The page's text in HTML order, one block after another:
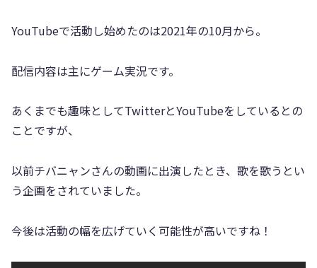
YouTubeで活動し始めたのは2021年の10月から。
配信内容は主にゲーム実況です。
あくまでも趣味としてTwitterとYouTubeをしているとの
ことですが、
以前チバニャンさんの動画に出演したとき、歌を歌うとい
う企画をされていました。
今後は活動の幅を広げていく可能性が高いですね！